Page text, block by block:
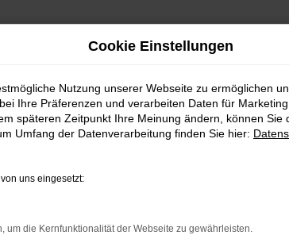
Cookie Einstellungen
Nutzung unserer Webseite zu ermöglichen
Ihre Präferenzen und verarbeiten Daten für
späteren Zeitpunkt Ihre Meinung ändern, können
Umfang der Datenverarbeitung finden Sie hier:
uns eingesetzt:
um die Kernfunktionalität der Webseite zu gewährleisten.